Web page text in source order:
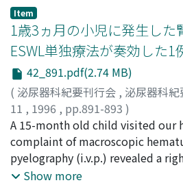
Item
1歳3ヵ月の小児に発生した
ESWL単独療法が奏効した1
42_891.pdf(2.74 MB)
( 泌尿器科紀要刊行会 , 泌尿器科紀
11 , 1996 , pp.891-893 )
能勢, 和宏;尼崎, 直也;植村, 匡志;
Kazuhiro;AMASAKI, Naoya;
MATSUURA, Takeshi
A 15-month old child visited our
complaint of macroscopic
pyelography (i.v.p.) revealed a
mm) with hydronephrosis and
Show more